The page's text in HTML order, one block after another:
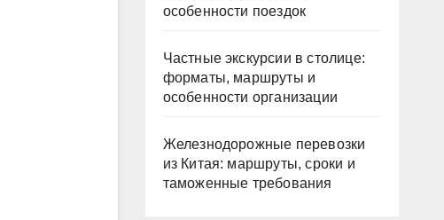
особенности поездок
Частные экскурсии в столице:
форматы, маршруты и
особенности организации
Железнодорожные перевозки
из Китая: маршруты, сроки и
таможенные требования